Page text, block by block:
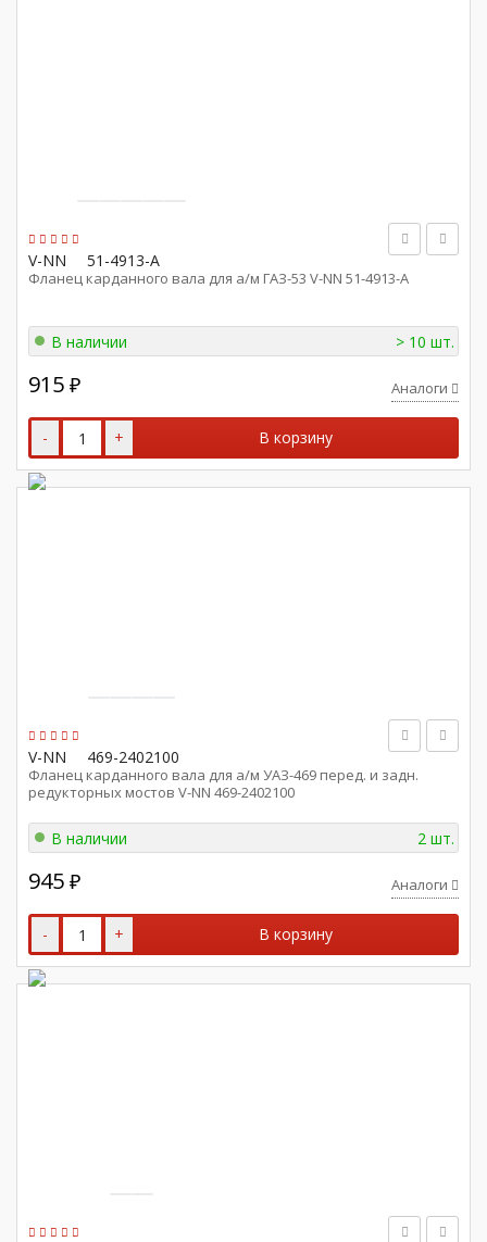
V-NN 51-4913-А
Фланец карданного вала для а/м ГАЗ-53 V-NN 51-4913-А
В наличии > 10 шт.
915 ₽ Аналоги
- + В корзину
V-NN 469-2402100
Фланец карданного вала для а/м УАЗ-469 перед. и задн.
редукторных мостов V-NN 469-2402100
В наличии 2 шт.
945 ₽ Аналоги
- + В корзину